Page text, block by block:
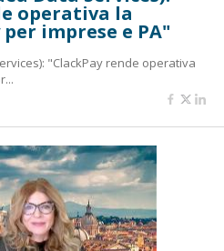
operativa la
imprese e PA"
"ClackPay rende operativa